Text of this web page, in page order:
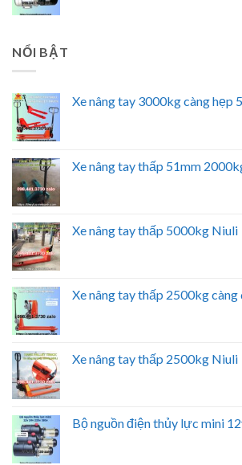
NỔI BẬT
Xe nâng tay 3000kg càng hẹp
Xe nâng tay thấp 51mm
Xe nâng tay thấp 5000kg Niuli
Xe nâng tay thấp 2500kg càng
Xe nâng tay thấp 2500kg Niuli
Bộ nguồn điện thủy lực mini